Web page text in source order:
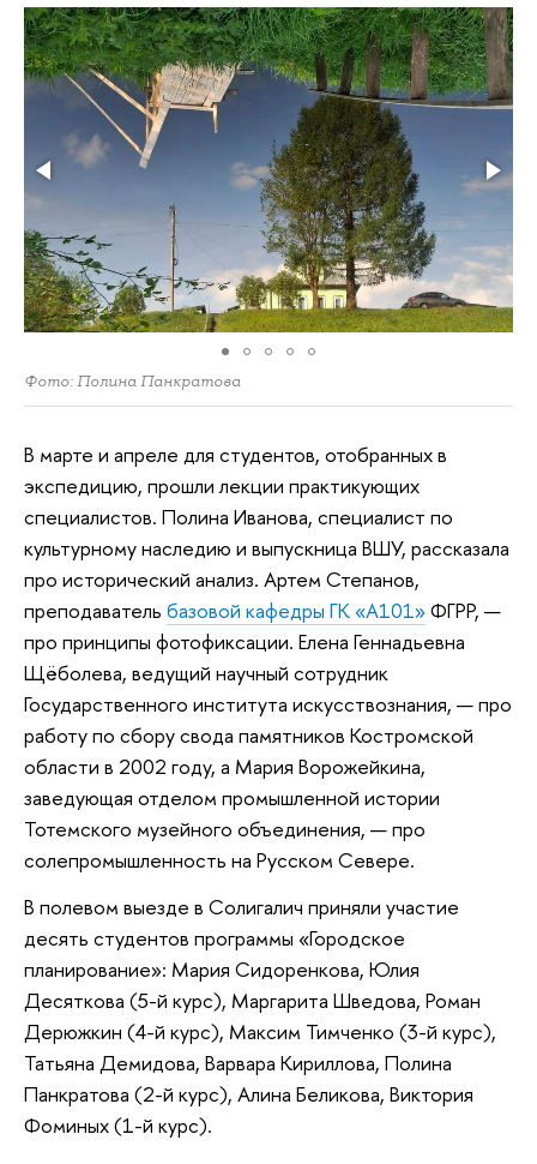
Фото: Полина Панкратова
В марте и апреле для студентов, отобранных в
экспедицию, прошли лекции практикующих
специалистов. Полина Иванова, специалист по
культурному наследию и выпускница ВШУ, рассказала
про исторический анализ. Артем Степанов,
преподаватель базовой кафедры ГК «А101»ФГРР, —
про принципы фотофиксации. Елена Геннадьевна
Щёболева, ведущий научный сотрудник
Государственного института искусствознания, — про
работу по сбору свода памятников Костромской
области в 2002 году, а Мария Ворожейкина,
заведующая отделом промышленной истории
Тотемского музейного объединения, — про
солепромышленность на Русском Севере.
В полевом выезде в Солигалич приняли участие
десять студентов программы «Городское
планирование»: Мария Сидоренкова, Юлия
Десяткова (5-й курс), Маргарита Шведова, Роман
Дерюжкин (4-й курс), Максим Тимченко (3-й курс),
Татьяна Демидова, Варвара Кириллова, Полина
Панкратова (2-й курс), Алина Беликова, Виктория
Фоминых (1-й курс).